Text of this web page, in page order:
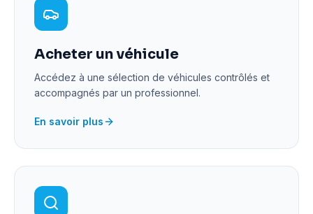
Acheter un véhicule
Accédez à une sélection de véhicules contrôlés et
accompagnés par un professionnel.
En savoir plus